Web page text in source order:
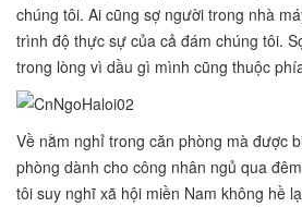
chúng tôi. Ai cũng sợ người trong nhà
trình độ thực sự của cả đám chúng tôi.
trong lòng vì dầu gì mình cũng thuộc
Về nằm nghỉ trong căn phòng mà được
phòng dành cho công nhân ngủ qua
tôi suy nghĩ xã hội miền Nam không hề